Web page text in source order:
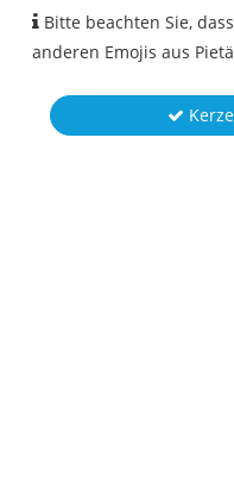
Bitte beachten Sie,
anderen Emojis aus